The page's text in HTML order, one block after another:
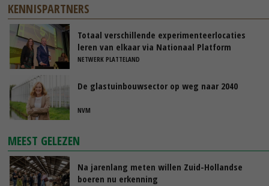
KENNISPARTNERS
Totaal verschillende experimenteerlocaties
leren van elkaar via Nationaal Platform
NETWERK PLATTELAND
De glastuinbouwsector op weg naar 2040
NVM
MEEST GELEZEN
Na jarenlang meten willen Zuid-Hollandse
boeren nu erkenning